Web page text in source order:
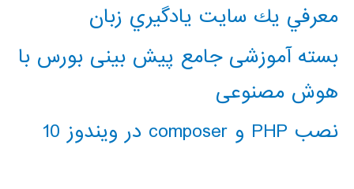
معرفي يك سايت يادگيري زبان
بسته آموزشی جامع پیش بینی بورس با
هوش مصنوعی
نصب PHP و composer در ویندوز 10